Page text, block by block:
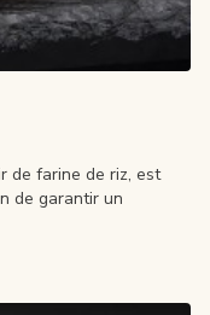
de farine de riz, est
de garantir un